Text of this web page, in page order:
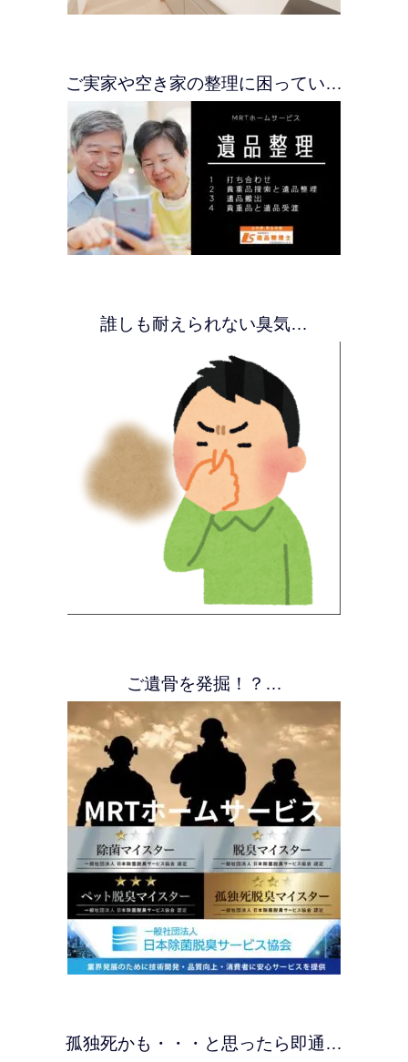
ご実家や空き家の整理に困ってい…
誰しも耐えられない臭気…
ご遺骨を発掘！？…
孤独死かも・・・と思ったら即通…